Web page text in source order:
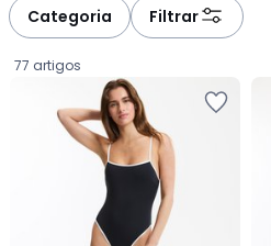
Categoria Filtrar
77 artigos